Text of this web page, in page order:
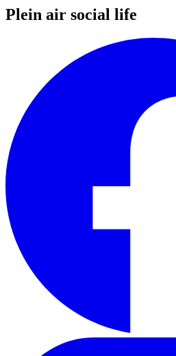
Plein air social life